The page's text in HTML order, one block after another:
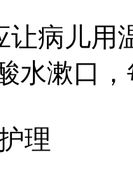
儿用温
水漱口
理